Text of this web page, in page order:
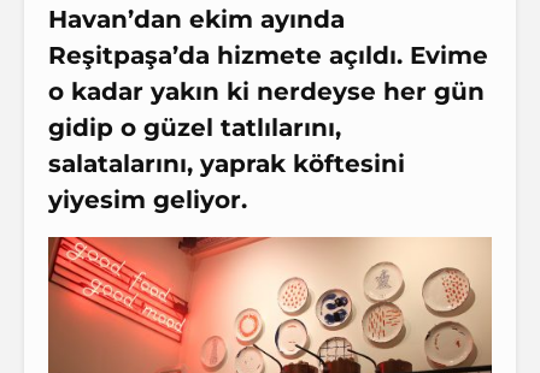
Havan’dan ekim ayında
Reşitpaşa’da hizmete açıldı. Evime
o kadar yakın ki nerdeyse her gün
gidip o güzel tatlılarını,
salatalarını, yaprak köftesini
yiyesim geliyor.